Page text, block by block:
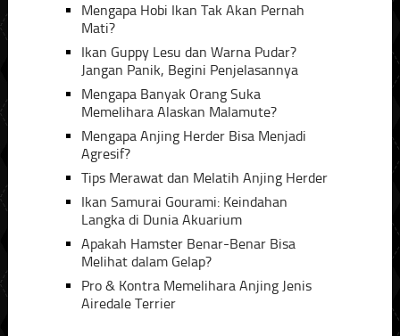
Mengapa Hobi Ikan Tak Akan Pernah
Mati?
Ikan Guppy Lesu dan Warna Pudar?
Jangan Panik, Begini Penjelasannya
Mengapa Banyak Orang Suka
Memelihara Alaskan Malamute?
Mengapa Anjing Herder Bisa Menjadi
Agresif?
Tips Merawat dan Melatih Anjing Herder
Ikan Samurai Gourami: Keindahan
Langka di Dunia Akuarium
Apakah Hamster Benar-Benar Bisa
Melihat dalam Gelap?
Pro & Kontra Memelihara Anjing Jenis
Airedale Terrier